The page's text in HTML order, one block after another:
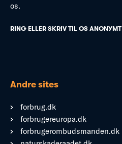
os.
RING ELLER SKRIV TIL OS ANONYMT
Andre sites
forbrug.dk
forbrugereuropa.dk
forbrugerombudsmanden.dk